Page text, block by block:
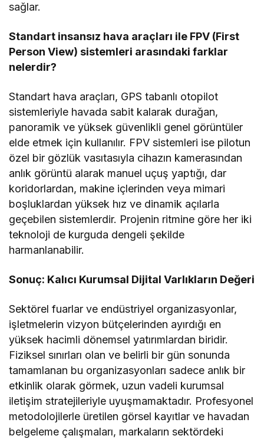
sağlar.
Standart insansız hava araçları ile FPV (First
Person View) sistemleri arasındaki farklar
nelerdir?
Standart hava araçları, GPS tabanlı otopilot
sistemleriyle havada sabit kalarak durağan,
panoramik ve yüksek güvenlikli genel görüntüler
elde etmek için kullanılır. FPV sistemleri ise pilotun
özel bir gözlük vasıtasıyla cihazın kamerasından
anlık görüntü alarak manuel uçuş yaptığı, dar
koridorlardan, makine içlerinden veya mimari
boşluklardan yüksek hız ve dinamik açılarla
geçebilen sistemlerdir. Projenin ritmine göre her iki
teknoloji de kurguda dengeli şekilde
harmanlanabilir.
Sonuç: Kalıcı Kurumsal Dijital Varlıkların Değeri
Sektörel fuarlar ve endüstriyel organizasyonlar,
işletmelerin vizyon bütçelerinden ayırdığı en
yüksek hacimli dönemsel yatırımlardan biridir.
Fiziksel sınırları olan ve belirli bir gün sonunda
tamamlanan bu organizasyonları sadece anlık bir
etkinlik olarak görmek, uzun vadeli kurumsal
iletişim stratejileriyle uyuşmamaktadır. Profesyonel
metodolojilerle üretilen görsel kayıtlar ve havadan
belgeleme çalışmaları, markaların sektördeki